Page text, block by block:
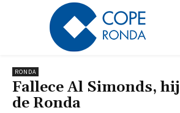
RONDA
Fallece Al Simonds,
de Ronda